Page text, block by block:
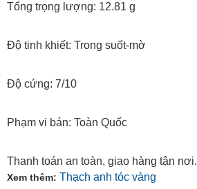
Tổng trọng lượng: 12.81 g
Độ tinh khiết: Trong suốt-mờ
Độ cứng: 7/10
Phạm vi bán: Toàn Quốc
Thanh toán an toàn, giao hàng tận nơi.
Xem thêm: Thạch anh tóc vàng